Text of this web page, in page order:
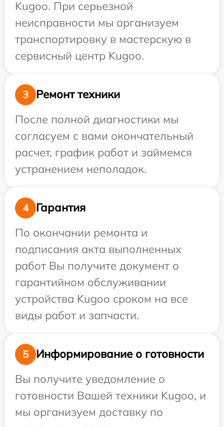
Kugoo. При серьезной
неисправности мы организуем
транспортировку в мастерскую в
сервисный центр Kugoo.
3
Ремонт техники
После полной диагностики мы
согласуем с вами окончательный
расчет, график работ и займемся
устранением неполадок.
4
Гарантия
По окончании ремонта и
подписания акта выполненных
работ Вы получите документ о
гарантийном обслуживании
устройства Kugoo сроком на все
виды работ и запчасти.
5
Информирование о готовности
Вы получите уведомление о
готовности Вашей техники Kugoo, и
мы организуем доставку по